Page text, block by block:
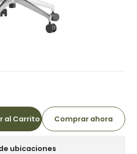
al Carrito Comprar ahora
ubicaciones